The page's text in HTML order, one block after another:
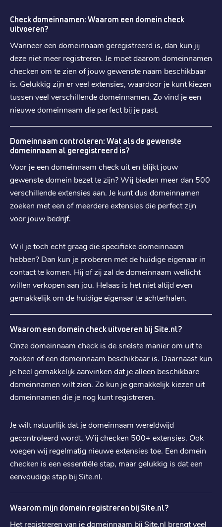
Verlengen: € 61,89
.it
Registratie: € 3,99
Verhuizen: € 3,99
Verlengen: € 5,19
. co.uk
Registratie: € 4,49
Verhuizen: € 4,49
Verlengen € 6,69
.dev
Verhuizen: € 10,09
Verlengen: € 15,19
.vlaanderen
Verhuizen: € 19,29
Verlengen: € 26,39
.shop
Registratie € 24,79
€ 24,79
Verlengen: € 37,29
.es
Registratie € 3,99
€ 3,99
€ 5,49
Check domeinnamen: Waarom een domein check
uitvoeren?
Wanneer een domeinnaam geregistreerd is, dan kun jij
deze niet meer registreren. Je moet daarom domeinnamen
checken om te zien of jouw gewenste naam beschikbaar
is. Gelukkig zijn er veel extensies, waardoor je kunt kiezen
tussen veel verschillende domeinnamen. Zo vind je een
nieuwe domeinnaam die perfect bij je past.
Domeinnaam controleren: Wat als de gewenste
domeinnaam al geregistreerd is?
Voor je een domeinnaam check uit en blijkt jouw
gewenste domein bezet te zijn? Wij bieden meer dan 500
verschillende extensies aan. Je kunt dus domeinnamen
zoeken met een of meerdere extensies die perfect zijn
voor jouw bedrijf.
Wil je toch echt graag die specifieke domeinnaam
hebben? Dan kun je proberen met de huidige eigenaar in
contact te komen. Hij of zij zal de domeinnaam wellicht
willen verkopen aan jou. Helaas is het niet altijd even
gemakkelijk om de huidige eigenaar te achterhalen.
Waarom een domein check uitvoeren bij Site.nl?
Onze domeinnaam check is de snelste manier om uit te
zoeken of een domeinnaam beschikbaar is. Daarnaast kun
je heel gemakkelijk aanvinken dat je alleen beschikbare
domeinnamen wilt zien. Zo kun je gemakkelijk kiezen uit
domeinnamen die je nog kunt registreren.
Je wilt natuurlijk dat je domeinnaam wereldwijd
gecontroleerd wordt. Wij checken 500+ extensies. Ook
voegen wij regelmatig nieuwe extensies toe. Een domein
checken is een essentiële stap, maar gelukkig is dat een
eenvoudige stap bij Site.nl.
Waarom mijn domein registreren bij Site.nl?
Het registreren van je domeinnaam bij Site.nl brengt veel